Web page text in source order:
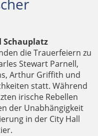
Schauplatz
die Trauerfeiern zu
Stewart Parnell,
Arthur Griffith und
statt. Während
irische Rebellen
der Unabhängigkeit
in der City Hall